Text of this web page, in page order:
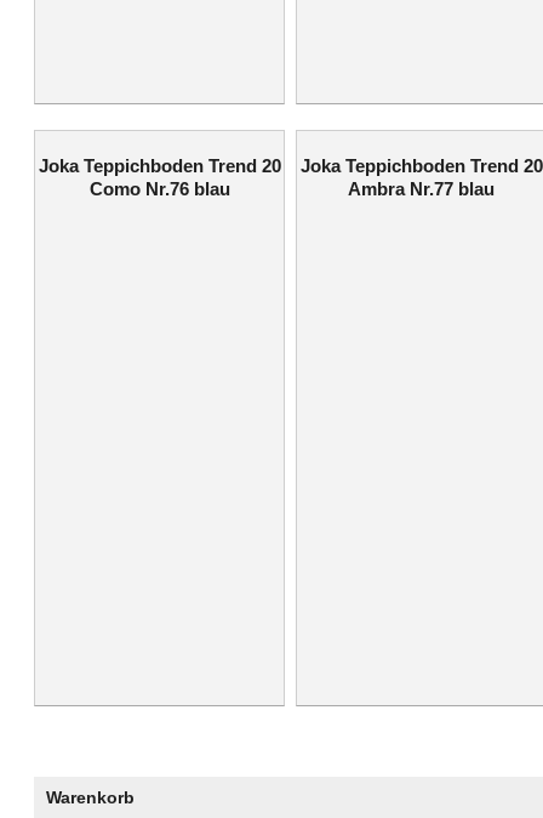
Joka Teppichboden Trend 20
Como Nr.76 blau
Joka Teppichboden Trend 20
Ambra Nr.77 blau
Warenkorb